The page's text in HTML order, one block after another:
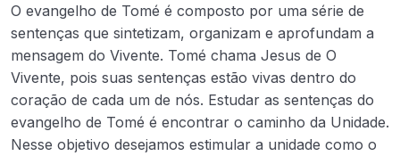
O evangelho de Tomé é composto por uma série de
sentenças que sintetizam, organizam e aprofundam a
mensagem do Vivente. Tomé chama Jesus de O
Vivente, pois suas sentenças estão vivas dentro do
coração de cada um de nós. Estudar as sentenças do
evangelho de Tomé é encontrar o caminho da Unidade.
Nesse objetivo desejamos estimular a unidade como o